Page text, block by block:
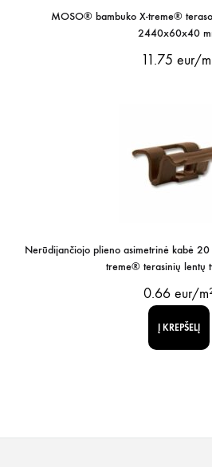
MOSO® bambuko X-treme®
2440x60x40
11.75 eur/
Nerūdijančiojo plieno asimetrinė kabė
treme® terasinių lentų
0.66 eur/
Į KREPŠELĮ